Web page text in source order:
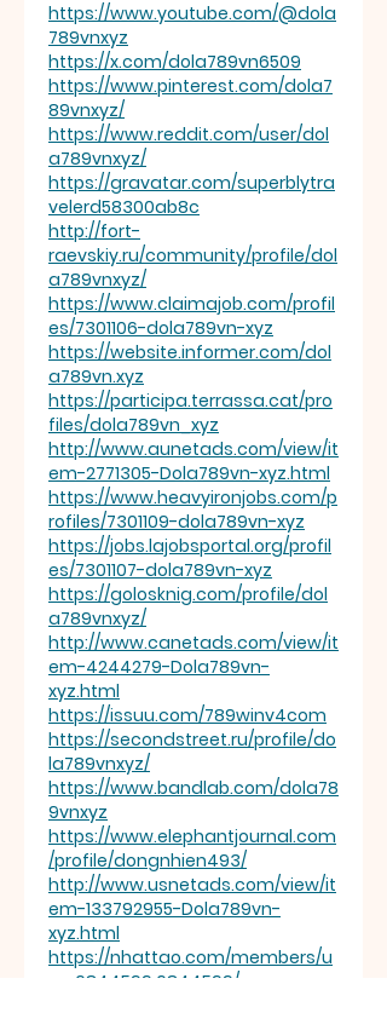
https://www.youtube.com/@dola
789vnxyz
https://x.com/dola789vn6509
https://www.pinterest.com/dola7
89vnxyz/
https://www.reddit.com/user/dol
a789vnxyz/
https://gravatar.com/superblytra
velerd58300ab8c
http://fort-
raevskiy.ru/community/profile/dol
a789vnxyz/
https://www.claimajob.com/profil
es/7301106-dola789vn-xyz
https://website.informer.com/dol
a789vn.xyz
https://participa.terrassa.cat/pro
files/dola789vn_xyz
http://www.aunetads.com/view/it
em-2771305-Dola789vn-xyz.html
https://www.heavyironjobs.com/p
rofiles/7301109-dola789vn-xyz
https://jobs.lajobsportal.org/profil
es/7301107-dola789vn-xyz
https://golosknig.com/profile/dol
a789vnxyz/
http://www.canetads.com/view/it
em-4244279-Dola789vn-
xyz.html
https://issuu.com/789winv4com
https://secondstreet.ru/profile/do
la789vnxyz/
https://www.bandlab.com/dola78
9vnxyz
https://www.elephantjournal.com
/profile/dongnhien493/
http://www.usnetads.com/view/it
em-133792955-Dola789vn-
xyz.html
https://nhattao.com/members/u
ser6844599.6844599/